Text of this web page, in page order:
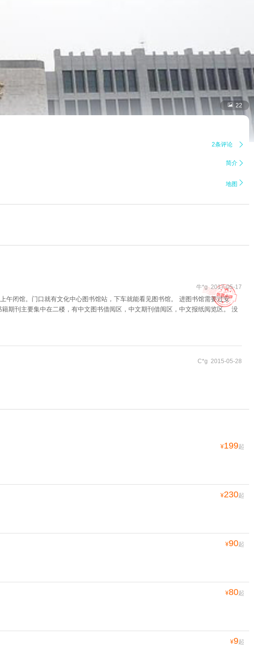
 22
2条评论 
简介 
地图 
牛*g 2017-05-17
午闭馆。门口就有文化中心图书馆站，下车就能看见图书馆。 进图书馆需要过安
期刊主要集中在二楼，有中文图书借阅区，中文期刊借阅区，中文报纸阅览区。 没
199起
230起